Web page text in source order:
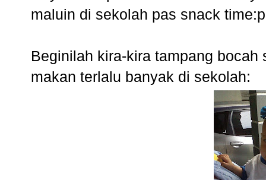
maluin di sekolah pas snack time:p
Beginilah kira-kira tampang
makan terlalu banyak di sekolah: